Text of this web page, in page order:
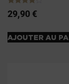
Note
4.00
29,90 €
AJOUTER AU